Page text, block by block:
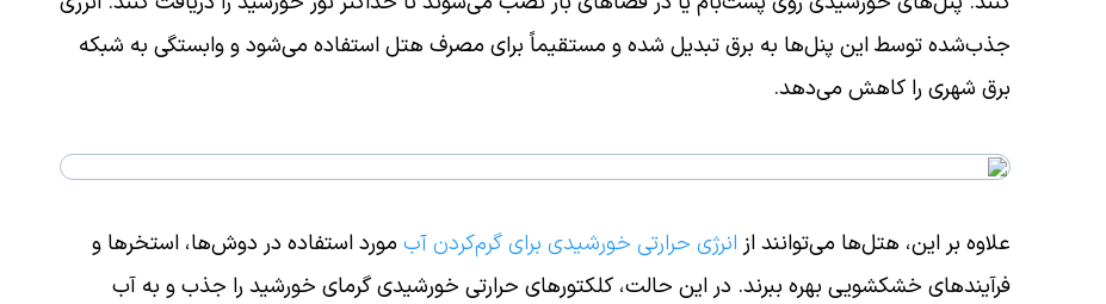
جذب‌شده توسط این پنل‌ها به برق تبدیل شده و مستقیماً برای مصرف هتل استفاده می‌شود و وابستگی به شبکه
برق شهری را کاهش می‌دهد.
علاوه بر این، هتل‌ها می‌توانند از انرژی حرارتی خورشیدی برای گرم‌کردن آب مورد استفاده در دوش‌ها، استخرها و
فرآیندهای خشکشویی بهره ببرند. در این حالت، کلکتورهای حرارتی خورشیدی گرمای خورشید را جذب و به آب